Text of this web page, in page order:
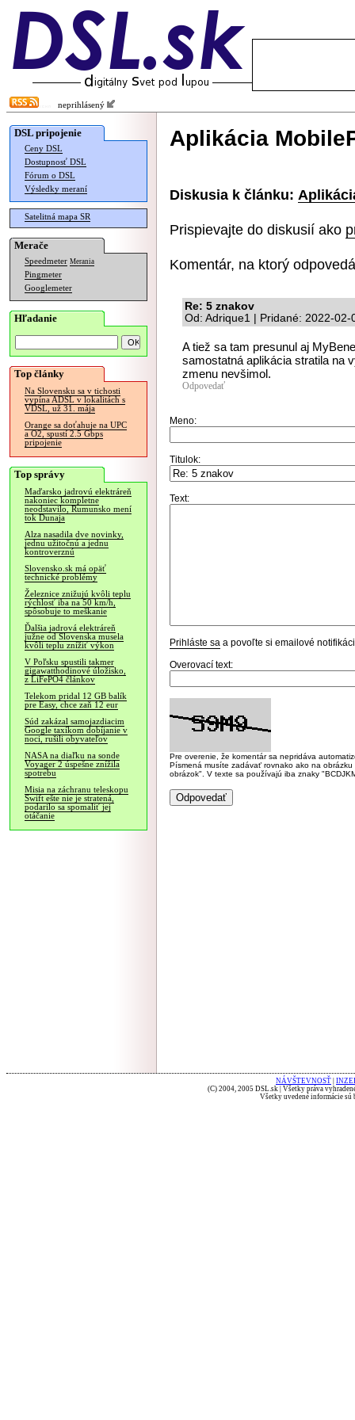
neprihlásený
DSL pripojenie
Ceny DSL
Dostupnosť DSL
Fórum o DSL
Výsledky meraní
Satelitná mapa SR
Merače
Speedmeter Merania
Pingmeter
Googlemeter
Hľadanie
Top články
Na Slovensku sa v tichosti
vypína ADSL v lokalitách s
VDSL, už 31. mája
Orange sa doťahuje na UPC
a O2, spustí 2.5 Gbps
pripojenie
Top správy
Maďarsko jadrovú elektráreň
nakoniec kompletne
neodstavilo, Rumunsko mení
tok Dunaja
Alza nasadila dve novinky,
jednu užitočnú a jednu
kontroverznú
Slovensko.sk má opäť
technické problémy
Železnice znižujú kvôli teplu
rýchlosť iba na 50 km/h,
spôsobuje to meškanie
Ďalšia jadrová elektráreň
južne od Slovenska musela
kvôli teplu znížiť výkon
V Poľsku spustili takmer
gigawatthodinové úložisko,
z LiFePO4 článkov
Telekom pridal 12 GB balík
pre Easy, chce zaň 12 eur
Súd zakázal samojazdiacim
Google taxíkom dobíjanie v
noci, rušili obyvateľov
NASA na diaľku na sonde
Voyager 2 úspešne znížila
spotrebu
Misia na záchranu teleskopu
Swift ešte nie je stratená,
podarilo sa spomaliť jej
otáčanie
Aplikácia
Diskusia k článku:
Prispievajte do diskusií ako
Komentár, na ktorý
Re: 5 znakov
Od: Adrique1 | Pridané: 2022-02-
A tiež sa tam presunul aj
samostatná aplikácia stratila na
zmenu nevšimol.
Odpovedať
Meno:
Titulok:
Text:
Prihláste sa a povoľte si emailové
Overovací text:
Pre overenie, že komentár sa nepridáva
Písmená musíte zadávať rovnako ako na
obrázok". V texte sa používajú iba znaky
NÁVŠTEVNOSŤ
(C) 2004, 2005 DSL.sk | Všetky práva
Všetky uvedené informácie sú